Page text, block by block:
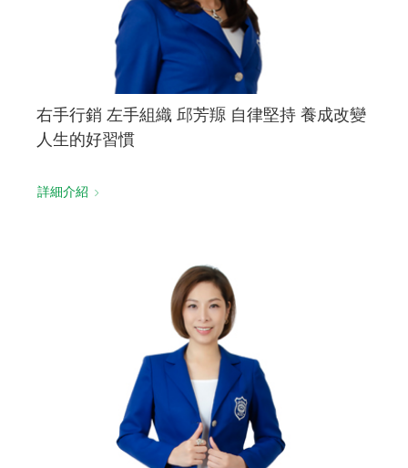
右手行銷 左手組織 邱芳羱 自律堅持 養成改變
人生的好習慣
詳細介紹